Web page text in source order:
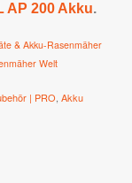
AP 200 Akku.
& Akku-Rasenmäher
Welt
| PRO Akku